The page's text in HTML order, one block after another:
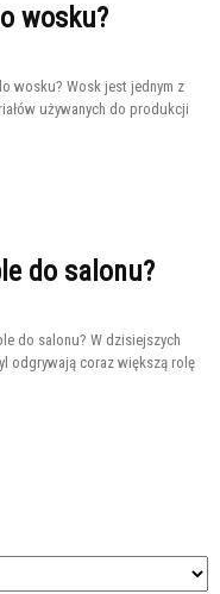
wosku?
wosku? Wosk jest jednym z
używanych do produkcji
do salonu?
do salonu? W dzisiejszych
odgrywają coraz większą rolę